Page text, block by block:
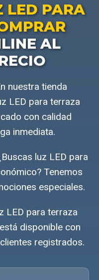
LED PARA
AL
nuestra tienda
LED para terraza
con calidad
inmediata.
luz LED para
Tenemos
especiales.
LED para terraza
disponible con
registrados.